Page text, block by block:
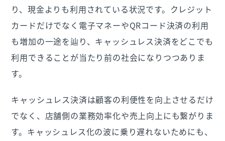
り、現金よりも利用されている状況です。クレジット
カードだけでなく電子マネーやQRコード決済の利用
も増加の一途を辿り、キャッシュレス決済をどこでも
利用できることが当たり前の社会になりつつありま
す。
キャッシュレス決済は顧客の利便性を向上させるだけ
でなく、店舗側の業務効率化や売上向上にも繋がりま
す。キャッシュレス化の波に乗り遅れないためにも、